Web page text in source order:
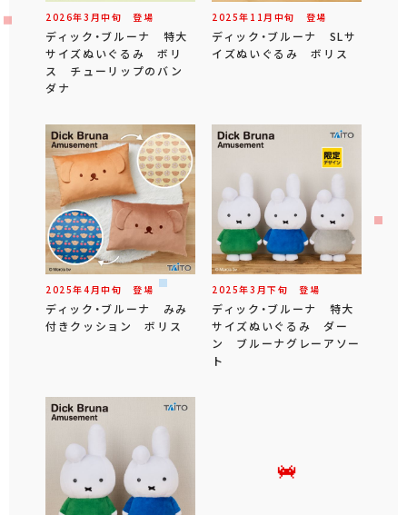
2026年3 月中旬 登場
ディック・ブルーナ 特大
サイズぬいぐるみ ボリ
ス チューリップのバン
ダナ
2025年 11 月 中旬 登場
ディック・ブルーナ SLサ
イズぬいぐるみ ボリス
2025年4 月中旬 登場
ディック・ブルーナ みみ
付きクッション ボリス
2025年3 月下旬 登場
ディック・ブルーナ 特大
サイズぬいぐるみ ダー
ン ブルーナグレーアソー
ト